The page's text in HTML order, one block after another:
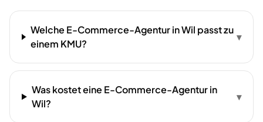
Welche E-Commerce-Agentur in Wil passt zu
einem KMU?
▾
Was kostet eine E-Commerce-Agentur in
Wil?
▾